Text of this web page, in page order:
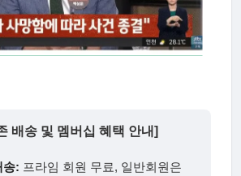
배송 및 멤버십 혜택 안내]
송: 프라임 회원 무료, 일반회원은